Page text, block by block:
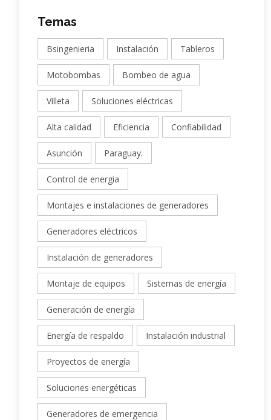
Temas
Bsingenieria Instalación Tableros
Motobombas Bombeo de agua
Villeta Soluciones eléctricas
Alta calidad Eficiencia Confiabilidad
Asunción Paraguay.
Control de energia
Montajes e instalaciones de generadores
Generadores eléctricos
Instalación de generadores
Montaje de equipos Sistemas de energía
Generación de energía
Energía de respaldo Instalación industrial
Proyectos de energía
Soluciones energéticas
Generadores de emergencia